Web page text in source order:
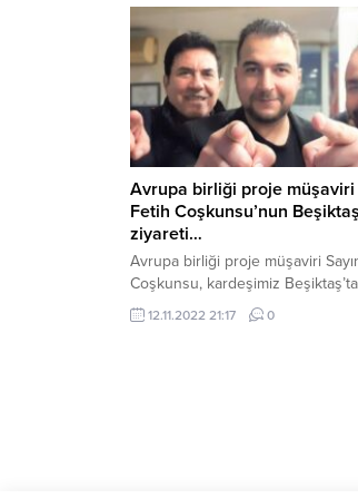
vatandaş Cüneyt ArkınSanatçılar
Parkı’nda dev ekranda izleyerek
Maç sonu Beşiktaş
Akpolat da bir kutlama paylaşımı
“Çeyrek finaldeyiz! Bize birzafer
daha yaşattığınız için teşekkürler
BizimÇocuklar! Avrupa’nın en...
Avrupa birliği proje müşaviri
Fetih Coşkunsu’nun Beşiktaş
ziyareti…
Avrupa birliği proje müşaviri
Coşkunsu, kardeşimiz Beşiktaş’ta
ziyaretimize geldi… Hedefimiz
üzerinde çalıştığımız
12.11.2022 21:17 0